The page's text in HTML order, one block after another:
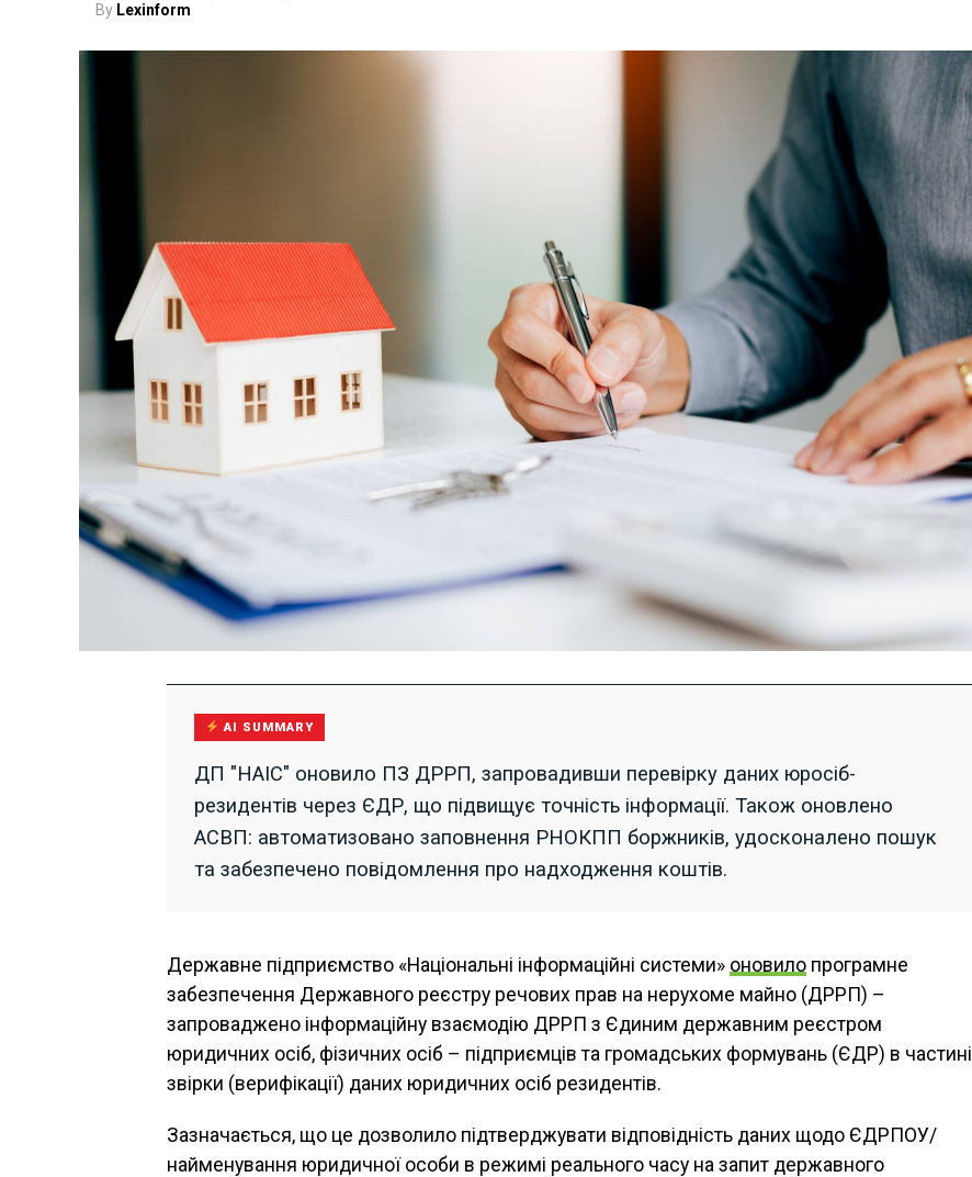
By Lexinform
AI SUMMARY
ДП "НАІС" оновило ПЗ ДРРП, запровадивши перевірку даних юросіб-
резидентів через ЄДР, що підвищує точність інформації. Також оновлено
АСВП: автоматизовано заповнення РНОКПП боржників, удосконалено пошук
та забезпечено повідомлення про надходження коштів.
Державне підприємство «Національні інформаційні системи» оновило програмне
забезпечення Державного реєстру речових прав на нерухоме майно (ДРРП) –
запроваджено інформаційну взаємодію ДРРП з Єдиним державним реєстром
юридичних осіб, фізичних осіб – підприємців та громадських формувань (ЄДР) в частині
звірки (верифікації) даних юридичних осіб резидентів.
Зазначається, що це дозволило підтверджувати відповідність даних щодо ЄДРПОУ/
найменування юридичної особи в режимі реального часу на запит державного